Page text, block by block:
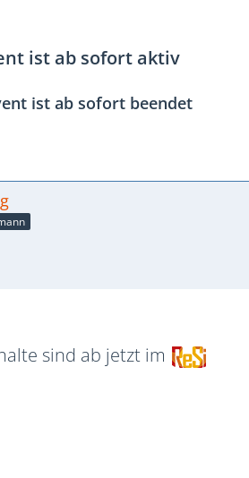
ist ab sofort aktiv
ist ab sofort beendet
sind ab jetzt im